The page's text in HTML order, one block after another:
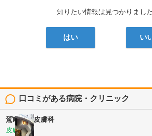
知りたい情報は見つかりまし
はい い
口コミがある病院・クリニック
駕町太田皮膚科
皮膚科